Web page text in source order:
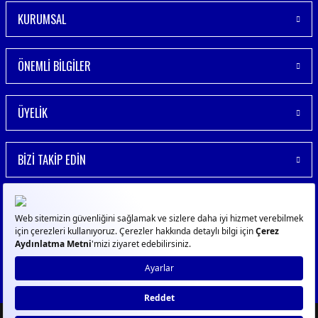
KURUMSAL
ÖNEMLİ BİLGİLER
ÜYELİK
BİZİ TAKİP EDİN